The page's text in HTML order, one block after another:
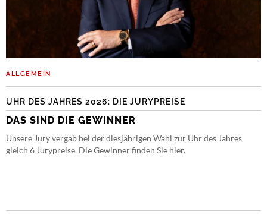
ALLGEMEIN
UHR DES JAHRES 2026: DIE JURYPREISE
DAS SIND DIE GEWINNER
Unsere Jury vergab bei der diesjährigen Wahl zur Uhr des Jahres
gleich 6 Jurypreise. Die Gewinner finden Sie hier.